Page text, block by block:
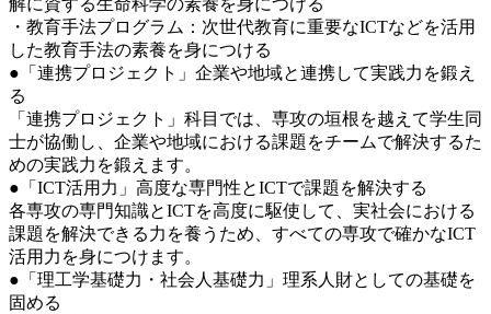
・教育手法プログラム：次世代教育に重要なICTなどを活用
した教育手法の素養を身につける
●「連携プロジェクト」企業や地域と連携して実践力を鍛え
る
「連携プロジェクト」科目では、専攻の垣根を越えて学生同
士が協働し、企業や地域における課題をチームで解決するた
めの実践力を鍛えます。
●「ICT活用力」高度な専門性とICTで課題を解決する
各専攻の専門知識とICTを高度に駆使して、実社会における
課題を解決できる力を養うため、すべての専攻で確かなICT
活用力を身につけます。
●「理工学基礎力・社会人基礎力」理系人財としての基礎を
固める